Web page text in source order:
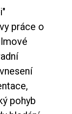
práce o
pohyb